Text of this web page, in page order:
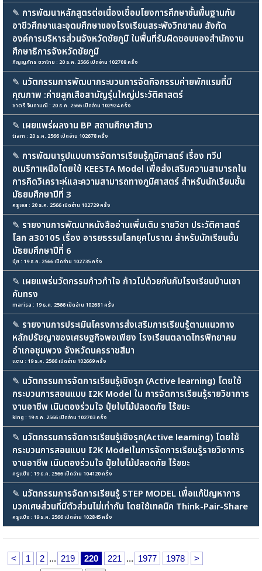
✎ การพัฒนาหลักสูตรต่อเนื่องเชื่อมโยงการศึกษาขั้นพื้นฐานกับ
อาชีวศึกษาและอุดมศึกษาของโรงเรียนสระพังวิทยาคม สังกัด
องค์การบริหารส่วนจังหวัดชัยภูมิ ในพื้นที่รับผิดชอบของสำนักงาน
ศึกษาธิการจังหวัดชัยภูมิ
กัญญภัทร ขวาไทย : 20 ธ.ค. 2566 เปิดอ่าน 102708 ครั้ง
✎ นวัตกรรมการพัฒนากระบวนการจัดกิจกรรมค่ายพักแรมที่มี
คุณภาพ :ค่ายลูกเสือสามัญรุ่นใหญ่ประวัติศาสตร์
ชาตรี จินดามณี : 20 ธ.ค. 2566 เปิดอ่าน 102924 ครั้ง
✎ เผยแพร่ผลงาน BP สถานศึกษาสีขาว
tiam : 20 ธ.ค. 2566 เปิดอ่าน 102678 ครั้ง
✎ การพัฒนารูปแบบการจัดการเรียนรู้ภูมิศาสตร์ เรื่อง ทวีป
อเมริกาเหนือโดยใช้ KEESTA Model เพื่อส่งเสริมความสามารถใน
การคิดวิเคราะห์และความสามารถทางภูมิศาสตร์ สำหรับนักเรียนชั้น
มัธยมศึกษาปีที่ 3
ครูเอส : 20 ธ.ค. 2566 เปิดอ่าน 102729 ครั้ง
✎ รายงานการพัฒนาหนังสืออ่านเพิ่มเติม รายวิชา ประวัติศาสตร์
โลก ส30105 เรื่อง อารยธรรมโลกยุคโบราณ สำหรับนักเรียนชั้น
มัธยมศึกษาปีที่ 6
นุ้ย : 19 ธ.ค. 2566 เปิดอ่าน 102735 ครั้ง
✎ เผยแพร่นวัตกรรมก้าวท้าใจ ก้าวไปด้วยกันกับโรงเรียนบ้านเขา
คันทรง
marisa : 19 ธ.ค. 2566 เปิดอ่าน 102681 ครั้ง
✎ รายงานการประเมินโครงการส่งเสริมการเรียนรู้ตามแนวทาง
หลักปรัชญาของเศรษฐกิจพอเพียง โรงเรียนตลาดไทรพิทยาคม
อำเภอชุมพวง จังหวัดนครราชสีมา
แตน : 19 ธ.ค. 2566 เปิดอ่าน 102669 ครั้ง
✎ นวัตกรรมการจัดการเรียนรู้เชิงรุก (Active learning) โดยใช้
กระบวนการสอนแบบ I2K Model ใน การจัดการเรียนรู้รายวิชาการ
งานอาชีพ เนินตองร่วมใจ ปุ๋ยใบไม้ปลอดภัย ไร้ขยะ
king : 19 ธ.ค. 2566 เปิดอ่าน 102703 ครั้ง
✎ นวัตกรรมการจัดการเรียนรู้เชิงรุก(Active learning) โดยใช้
กระบวนการสอนแบบ I2K Modelในการจัดการเรียนรู้รายวิชาการ
งานอาชีพ เนินตองร่วมใจ ปุ๋ยใบไม้ปลอดภัย ไร้ขยะ
ครูแป้ง : 19 ธ.ค. 2566 เปิดอ่าน 104120 ครั้ง
✎ นวัตกรรมการจัดการเรียนรู้ STEP MODEL เพื่อแก้ปัญหาการ
บวกเศษส่วนที่มีตัวส่วนไม่เท่ากัน โดยใช้เทคนิค Think-Pair-Share
ครูแป้ง : 19 ธ.ค. 2566 เปิดอ่าน 102845 ครั้ง
< 1 2 ... 219 220 221 ... 1977 1978
>